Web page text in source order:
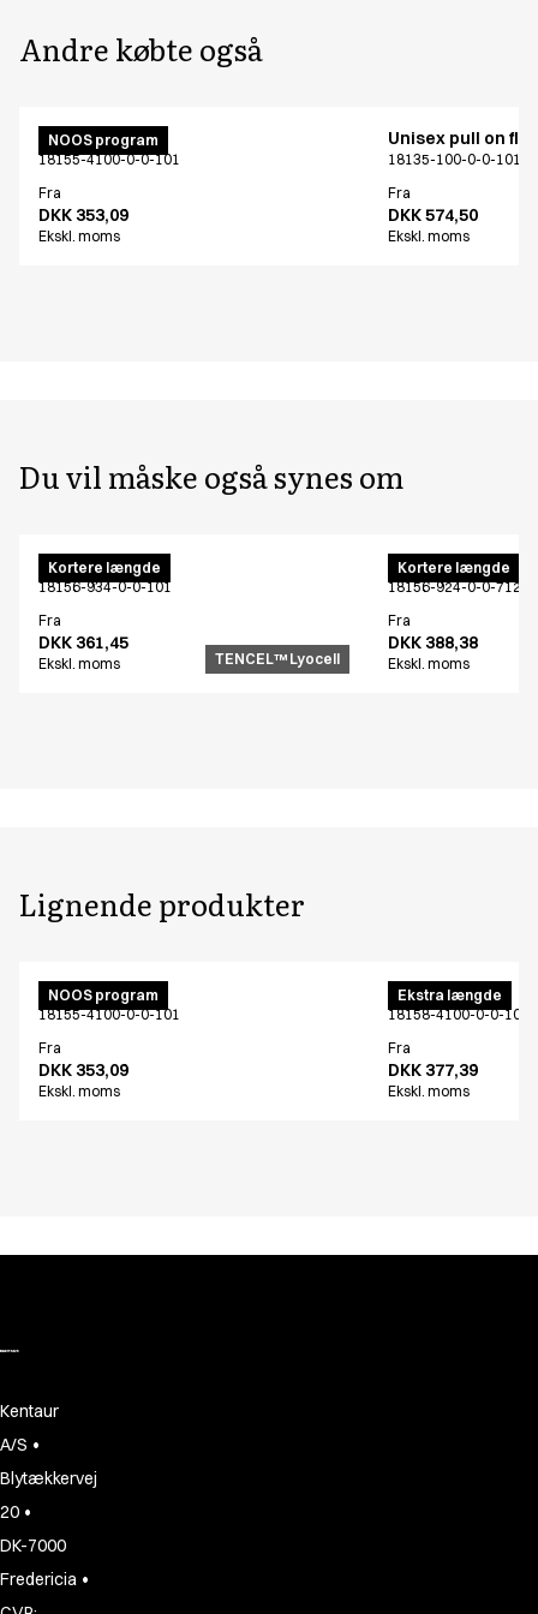
Andre købte også
NOOS program
Unisex buks
18155-4100-0-0-101
Fra
DKK 353,09
Ekskl. moms
Unisex pull on
18135-100-0-0-101
Fra
DKK 574,50
Ekskl. moms
Du vil måske også synes om
Kortere længde
TENCEL™ Lyocell
Unisex buks
18156-934-0-0-101
Fra
DKK 361,45
Ekskl. moms
Kortere længde
Unisex buks
18156-924-0-0-712
Fra
DKK 388,38
Ekskl. moms
Lignende produkter
NOOS program
Unisex buks
18155-4100-0-0-101
Fra
DKK 353,09
Ekskl. moms
Ekstra længde
Unisex buks
18158-4100-0-0-101
Fra
DKK 377,39
Ekskl. moms
Kentaur
A/S •
Blytækkervej
20 •
DK-7000
Fredericia •